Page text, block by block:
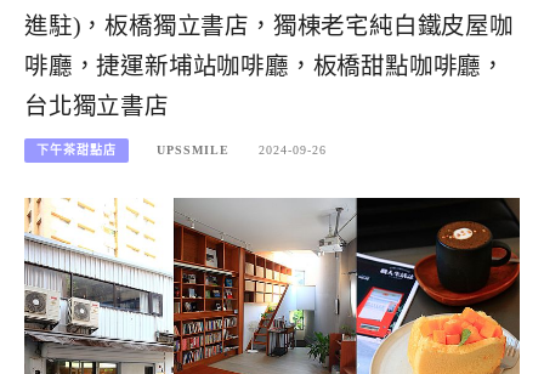
進駐)，板橋獨立書店，獨棟老宅純白鐵皮屋咖
啡廳，捷運新埔站咖啡廳，板橋甜點咖啡廳，
台北獨立書店
下午茶甜點店 UPSSMILE 2024-09-26